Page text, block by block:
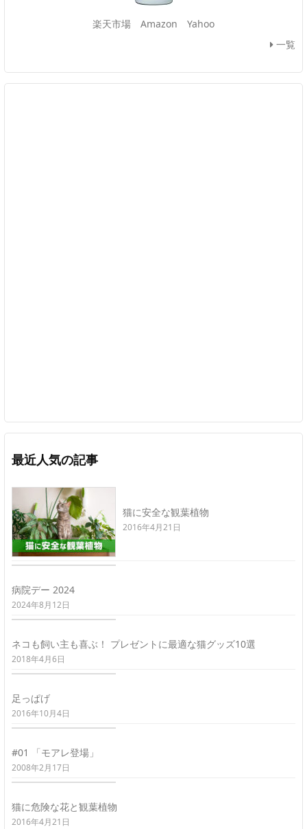
楽天市場 Amazon
Yahoo
一覧
最近人気の記事
猫に安全な観葉植物
2016年4月21日
病院デー 2024
2024年8月12日
ネコも飼い主も喜ぶ！ プレゼントに最適な猫グッズ10選
2018年4月6日
足っぱげ
2016年10月4日
#01 「モアレ登場」
2008年2月17日
猫に危険な花と観葉植物
2016年4月21日